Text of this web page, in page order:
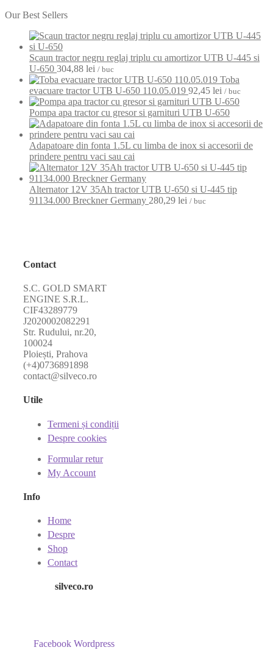
Our Best Sellers
Scaun tractor negru reglaj triplu cu amortizor UTB U-445 si
U-650 304,88 lei / buc
Toba
evacuare tractor UTB U-650 110.05.019 92,45 lei / buc
Pompa apa tractor cu gresor si garnituri UTB U-650
Adapatoare din fonta 1.5L cu limba de inox si accesorii de
prindere pentru vaci sau cai
Alternator 12V 35Ah tractor UTB U-650 si U-445 tip
91134.000 Breckner Germany 280,29 lei / buc
Contact
S.C. GOLD SMART
ENGINE S.R.L.
CIF43289779
J2020002082291
Str. Rudului, nr.20,
100024
Ploiești, Prahova
(+4)0736891898
contact@silveco.ro
Utile
Termeni și condiții
Despre cookies
Formular retur
My Account
Info
Home
Despre
Shop
Contact
silveco.ro
Facebook Wordpress